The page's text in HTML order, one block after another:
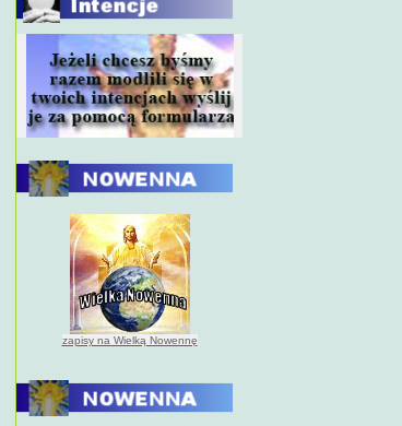
możliwości ks. Piotra
zapisy na Wielką Nowennę